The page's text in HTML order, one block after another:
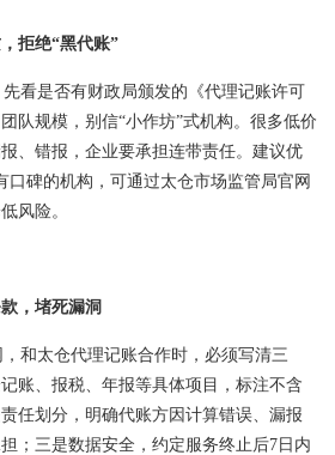
拒绝“黑代账”
看是否有财政局颁发的《代理记账许可
队规模，别信“小作坊”式机构。很多低价
、错报，企业要承担连带责任。建议优
口碑的机构，可通过太仓市场监管局官网
风险。
，堵死漏洞
和太仓代理记账合作时，必须写清三
账、报税、年报等具体项目，标注不含
任划分，明确代账方因计算错误、漏报
；三是数据安全，约定服务终止后7日内